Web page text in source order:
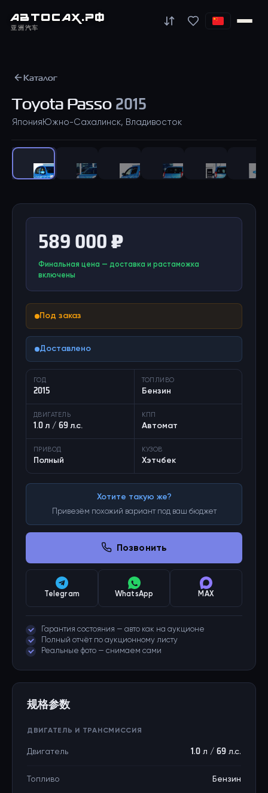
АВТОСАХ.РФ
亚洲汽车
Каталог
ToyotaPasso2015
Япония Южно-Сахалинск, Владивосток
589 000 ₽
Финальная цена — доставка и растаможка
включены
Под заказ
Доставлено
ГОД
2015
ТОПЛИВО
Бензин
ДВИГАТЕЛЬ
1.0 л / 69 л.с.
КПП
Автомат
ПРИВОД
Полный
КУЗОВ
Хэтчбек
Хотите такую же?
Привезём похожий вариант под ваш бюджет
Позвонить
Telegram WhatsApp MAX
Гарантия состояния — авто как на аукционе
Полный отчёт по аукционному листу
Реальные фото — снимаем сами
规格参数
ДВИГАТЕЛЬ И ТРАНСМИССИЯ
Двигатель 1.0 л / 69 л.с.
Топливо Бензин